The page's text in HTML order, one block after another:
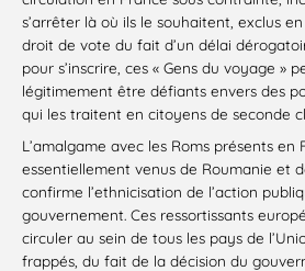
s’arrêter là où ils le souhaitent, exclus
droit de vote du fait d’un délai
pour s’inscrire, ces « Gens du voyage »
légitimement être défiants envers des
qui les traitent en citoyens de seconde
L’amalgame avec les Roms présents en
essentiellement venus de Roumanie et
confirme l’ethnicisation de l’action
gouvernement. Ces ressortissants
circuler au sein de tous les pays de
frappés, du fait de la décision du